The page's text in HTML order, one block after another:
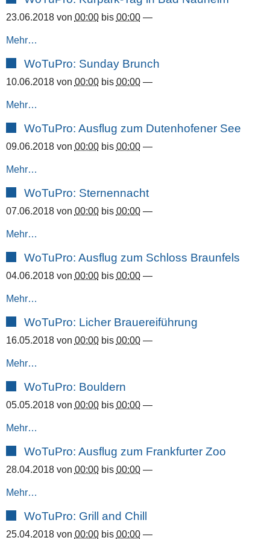
23.06.2018von 00:00bis 00:00—
Mehr…
WoTuPro: Sunday Brunch
10.06.2018von 00:00bis 00:00—
Mehr…
WoTuPro: Ausflug zum Dutenhofener See
09.06.2018von 00:00bis 00:00—
Mehr…
WoTuPro: Sternennacht
07.06.2018von 00:00bis 00:00—
Mehr…
WoTuPro: Ausflug zum Schloss Braunfels
04.06.2018von 00:00bis 00:00—
Mehr…
WoTuPro: Licher Brauereiführung
16.05.2018von 00:00bis 00:00—
Mehr…
WoTuPro: Bouldern
05.05.2018von 00:00bis 00:00—
Mehr…
WoTuPro: Ausflug zum Frankfurter Zoo
28.04.2018von 00:00bis 00:00—
Mehr…
WoTuPro: Grill and Chill
25.04.2018von 00:00bis 00:00—